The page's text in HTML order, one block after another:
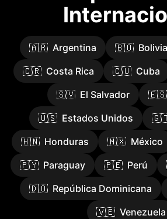
🇦🇷 Argentina 🇧🇴 Bolivia
🇨🇷 Costa Rica 🇨🇺 Cuba
🇸🇻 El Salvador 🇪🇸
🇺🇸 Estados Unidos
🇭🇳 Honduras 🇲🇽 México
🇵🇾 Paraguay 🇵🇪 Perú
🇩🇴 República Dominicana
🇻🇪 Venezuela